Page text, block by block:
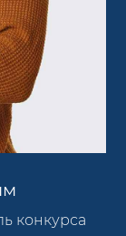
конкурса